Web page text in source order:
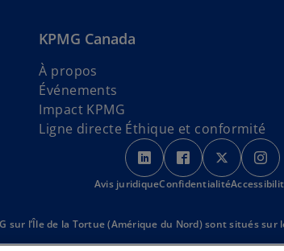
KPMG Canada
À propos
Événements
Impact KPMG
Ligne directe Éthique et conformité
s
’
o
v
r
s
’
o
v
r
s
’
o
v
r
’
Avis juridiqueConfidentialité
sur l’Île de la Tortue (Amérique du Nord) sont situés